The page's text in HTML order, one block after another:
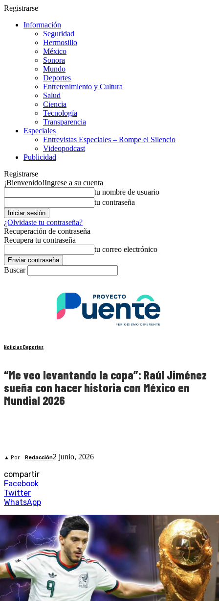
Registrarse
Información
Seguridad
Hermosillo
México
Sonora
Mundo
Deportes
Entretenimiento y Cultura
Salud
Ciencia
Tecnología
Transparencia
Especiales
Entrevistas Especiales – Rompe el Silencio
Videopodcast
Publicidad
Registrarse
¡Bienvenido!Ingrese a su cuenta
tu nombre de usuario
tu contraseña
¿Olvidaste tu contraseña?
Recuperación de contraseña
Recupera tu contraseña
tu correo electrónico
Buscar
Noticias Deportes
“Me veo levantando la copa”: Raúl Jiménez
sueña con hacer historia con México en
Mundial 2026
▲ Por Redacción2 junio, 2026
compartir
Facebook
Twitter
WhatsApp